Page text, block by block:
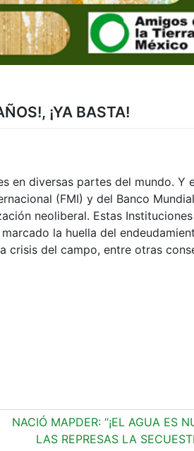
¡YA BASTA!
en diversas partes del mundo. Y
(FMI) y del Banco
neoliberal. Estas Instituciones
la huella del
crisis del campo, entre otras
NACIÓ MAPDER: “¡EL AGUA ES
LAS REPRESAS LA